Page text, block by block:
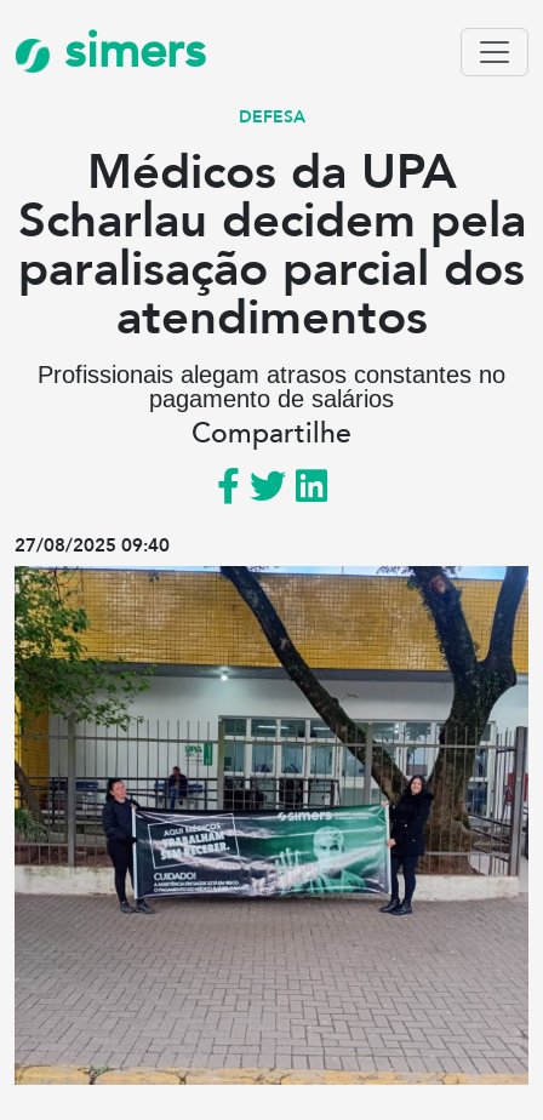
simers
DEFESA
Médicos da UPA
Scharlau decidem pela
paralisação parcial dos
atendimentos
Profissionais alegam atrasos constantes no
pagamento de salários
Compartilhe
27/08/2025 09:40